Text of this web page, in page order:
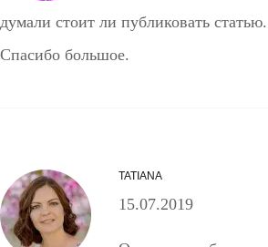
думали стоит ли публиковать
Спасибо большое.
TATIANA
15.07.2019